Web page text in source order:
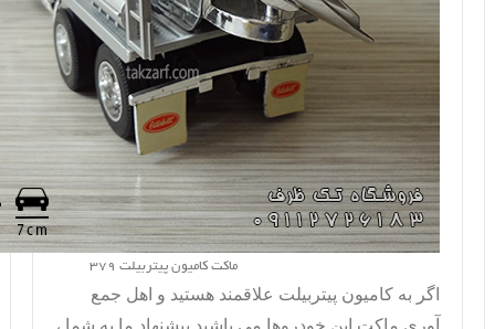
ماکت کامیون پیتربیلت 379
اگر به کامیون پیتربیلت علاقمند هستید و اهل جمع
آوری ماکت این خودروها می باشید پیشنهاد ما به شما ،